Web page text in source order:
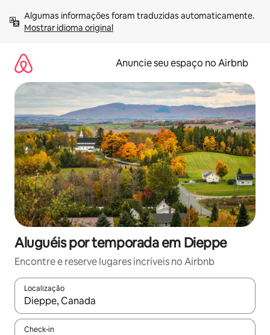
para
Mostrar idioma original
Anuncie seu espaço no Airbnb
Aluguéis por temporada em Dieppe
Encontre e reserve lugares incríveis no Airbnb
Localização
Quando os resultados estiverem disponíveis, explore-os
Check-in